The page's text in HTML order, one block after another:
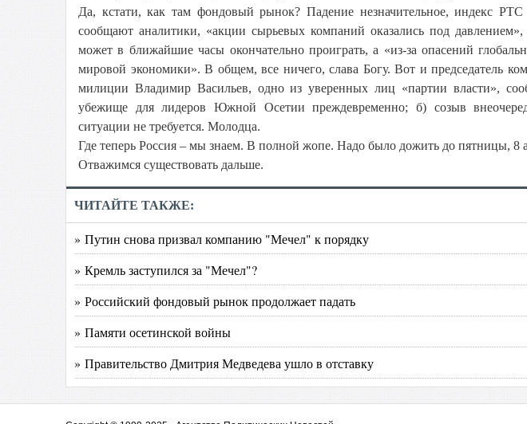
Да, кстати, как там фондовый рынок? Падение незначительное, индекс
сообщают аналитики, «акции сырьевых компаний оказались под
может в ближайшие часы окончательно проиграть, а «из-за опасений
мировой экономики». В общем, все ничего, слава Богу. Вот и председатель
милиции Владимир Васильев, одно из уверенных лиц «партии власти»,
убежище для лидеров Южной Осетии преждевременно; б) созыв
ситуации не требуется. Молодца.
Где теперь Россия – мы знаем. В полной жопе. Надо было дожить до пятницы, 8
Отважимся существовать дальше.
ЧИТАЙТЕ ТАКЖЕ:
» Путин снова призвал компанию "Мечел" к порядку
» Кремль заступился за "Мечел"?
» Российский фондовый рынок продолжает падать
» Памяти осетинской войны
» Правительство Дмитрия Медведева ушло в отставку